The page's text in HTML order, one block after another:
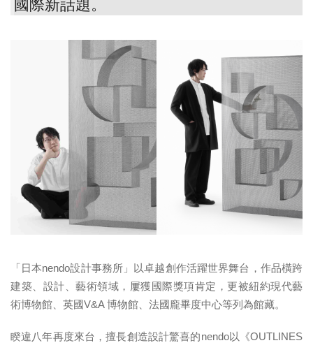
國際新話題。
「日本nendo設計事務所」以卓越創作活躍世界舞台，作品橫跨
建築、設計、藝術領域，屢獲國際獎項肯定，更被紐約現代藝
術博物館、英國V&A 博物館、法國龐畢度中心等列為館藏。
睽違八年再度來台，擅長創造設計驚喜的nendo以《OUTLINES